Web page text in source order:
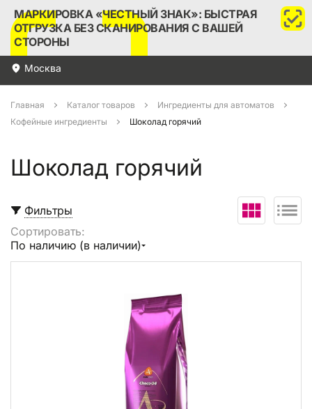
МАРКИРОВКА «ЧЕСТНЫЙ ЗНАК»: БЫСТРАЯ
ОТГРУЗКА БЕЗ СКАНИРОВАНИЯ С ВАШЕЙ
СТОРОНЫ
Москва
Главная Каталог товаров
Ингредиенты для автоматов
Кофейные ингредиенты
Шоколад горячий
Шоколад горячий
Фильтры
Сортировать:
По наличию (в наличии)
Выбрать все